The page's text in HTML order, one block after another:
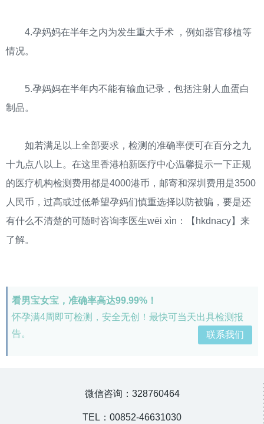
4.孕妈妈在半年之内为发生重大手术 ，例如器官移植等
情况。
5.孕妈妈在半年内不能有输血记录，包括注射人血蛋白
制品。
如若满足以上全部要求，检测的准确率便可在百分之九
十九点八以上。在这里香港柏新医疗中心温馨提示一下正规
的医疗机构检测费用都是4000港币，邮寄和深圳费用是3500
人民币，过高或过低希望孕妈们慎重选择以防被骗，要是还
有什么不清楚的可随时咨询李医生wēi xìn：【hkdnacy】来
了解。
看男宝女宝，准确率高达99.99%！
怀孕满4周即可检测，安全无创！最快可当天出具检测报
告。
联系我们
微信咨询：328760464
TEL：00852-46631030